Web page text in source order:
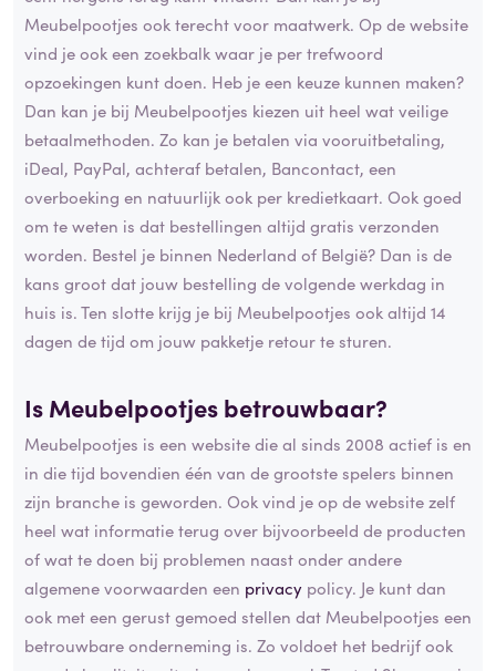
Meubelpootjes ook terecht voor maatwerk. Op de website
vind je ook een zoekbalk waar je per trefwoord
opzoekingen kunt doen. Heb je een keuze kunnen maken?
Dan kan je bij Meubelpootjes kiezen uit heel wat veilige
betaalmethoden. Zo kan je betalen via vooruitbetaling,
iDeal, PayPal, achteraf betalen, Bancontact, een
overboeking en natuurlijk ook per kredietkaart. Ook goed
om te weten is dat bestellingen altijd gratis verzonden
worden. Bestel je binnen Nederland of België? Dan is de
kans groot dat jouw bestelling de volgende werkdag in
huis is. Ten slotte krijg je bij Meubelpootjes ook altijd 14
dagen de tijd om jouw pakketje retour te sturen.
Is Meubelpootjes betrouwbaar?
Meubelpootjes is een website die al sinds 2008 actief is en
in die tijd bovendien één van de grootste spelers binnen
zijn branche is geworden. Ook vind je op de website zelf
heel wat informatie terug over bijvoorbeeld de producten
of wat te doen bij problemen naast onder andere
algemene voorwaarden een privacy policy. Je kunt dan
ook met een gerust gemoed stellen dat Meubelpootjes een
betrouwbare onderneming is. Zo voldoet het bedrijf ook